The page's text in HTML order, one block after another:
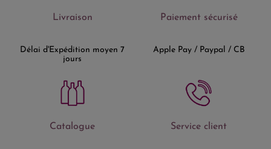
Livraison
Délai d'Expédition moyen 7
jours
Paiement sécurisé
Apple Pay / Paypal / CB
Catalogue Service client